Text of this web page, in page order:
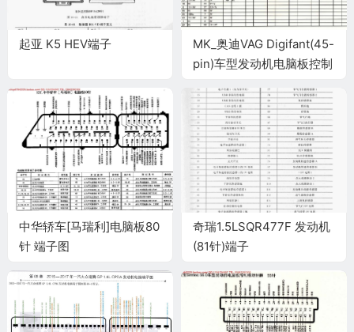
起亚 K5 HEV端子
MK_奥迪VAG Digifant(45-
pin)车型发动机电脑板控制
中华轿车[马瑞利]电脑板80
针 端子图
奇瑞1.5LSQR477F 发动机
(81针)端子